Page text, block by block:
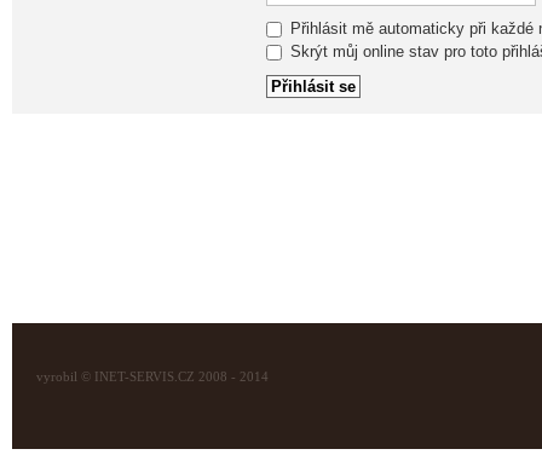
Přihlásit mě automaticky při každé
Skrýt můj online stav pro toto
vyrobil © INET-SERVIS.CZ 2008 - 2014